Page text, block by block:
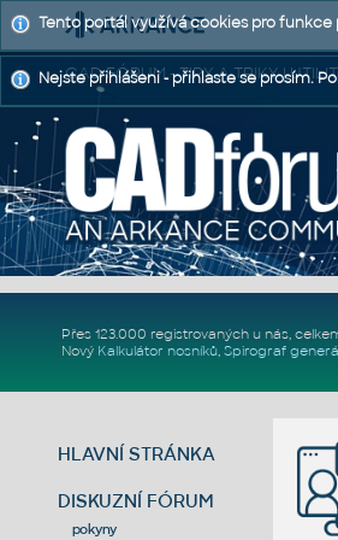
CAD FÓRUM - TIPY A TRIKY |
Přes 123.000 registrovaných u nás,
Nový Kalkulátor nosníků, Spirograf
HLAVNÍ STRÁNKA
DISKUZNÍ FÓRUM
pokyny
Tento portál využívá cookies pro
Nejste přihlášeni - přihlaste se prosím.